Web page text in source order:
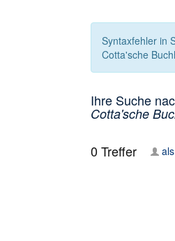
Syntaxfehler in
Cotta'sche
Ihre Suche
Cotta'sche
0Treffer